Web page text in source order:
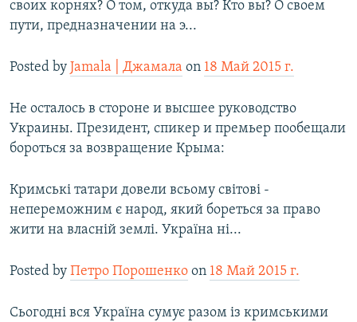
своих корнях? О том, откуда вы? Кто вы? О своем
пути, предназначении на э...
Posted by Jamala | Джамала on 18 Май 2015 г.
Не осталось в стороне и высшее руководство
Украины. Президент, спикер и премьер пообещали
бороться за возвращение Крыма:
Кримські татари довели всьому світові -
непереможним є народ, який бореться за право
жити на власній землі. Україна ні...
Posted by Петро Порошенко on 18 Май 2015 г.
Сьогодні вся Україна сумує разом із кримськими